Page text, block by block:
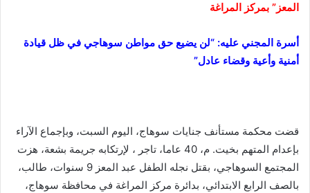
المعز” بمركز المراغة
أسرة المجني عليه: “لن يضيع حق مواطن سوهاجي في ظل قيادة
أمنية وأعية وقضاء عادل”
قضت محكمة مستأنف جنايات سوهاج، اليوم السبت، وبإجماع الآراء
بإعدام المتهم بخيت. م، 40 عاما، تاجر ، لإرتكابه جريمة بشعة، هزت
المجتمع السوهاجي، بقتل نجله الطفل عبد المعز 9 سنوات، طالب،
بالصف الرابع الابتدائي، بدائرة مركز المراغة في محافظة سوهاج،